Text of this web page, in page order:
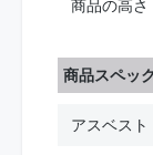
商品の高さ
商品スペッ
アスベスト